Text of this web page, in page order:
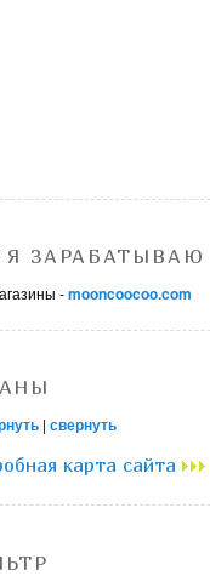
Я ЗАРАБАТЫВАЮ
-mooncoocoo.com
| свернуть
карта сайта